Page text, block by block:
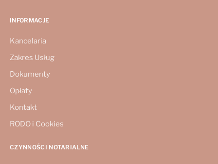
INFORMACJE
Kancelaria
Zakres Usług
Dokumenty
Opłaty
Kontakt
RODO i Cookies
CZYNNOŚCI NOTARIALNE